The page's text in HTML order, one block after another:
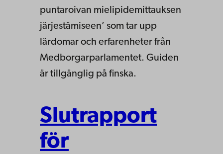
puntaroivan mielipidemittauksen
järjestämiseen’ som tar upp
lärdomar och erfarenheter från
Medborgarparlamentet. Guiden
är tillgänglig på finska.
Slutrapport
för